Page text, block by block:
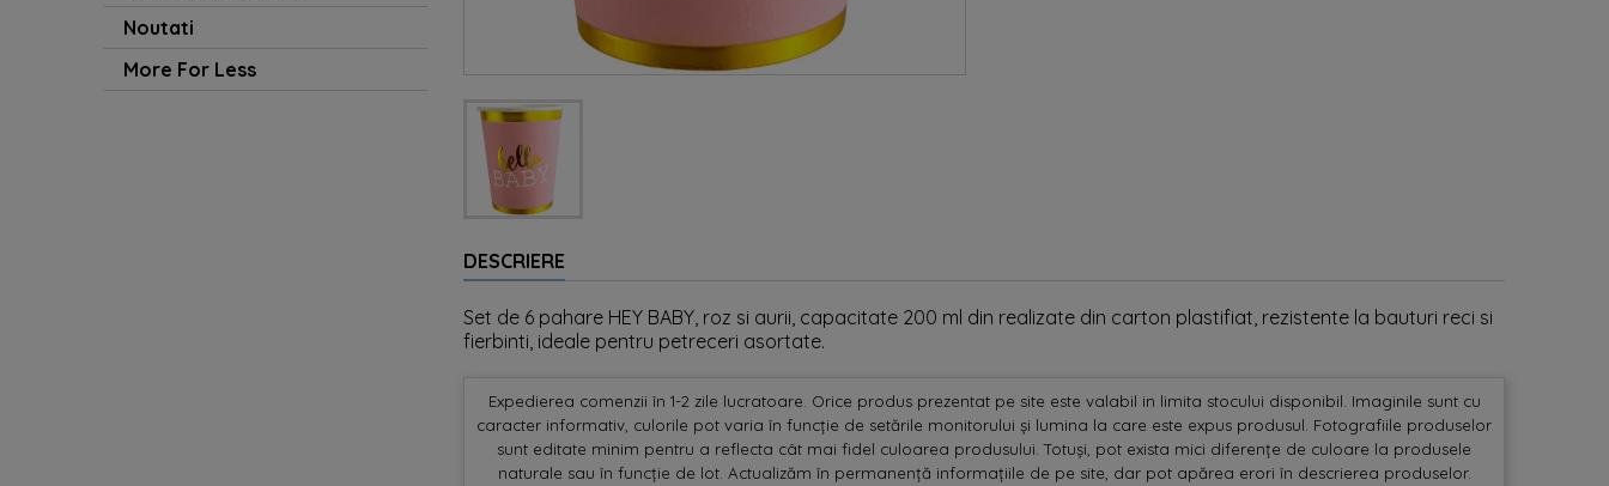
Noutati
More For Less
DESCRIERE
Set de 6 pahare HEY BABY, roz si aurii, capacitate 200 ml din realizate din carton plastifiat, rezistente la bauturi reci si
fierbinti, ideale pentru petreceri asortate.
Expedierea comenzii în 1-2 zile lucratoare. Orice produs prezentat pe site este valabil in limita stocului disponibil. Imaginile sunt cu
caracter informativ, culorile pot varia în funcție de setările monitorului și lumina la care este expus produsul. Fotografiile produselor
sunt editate minim pentru a reflecta cât mai fidel culoarea produsului. Totuși, pot exista mici diferențe de culoare la produsele
naturale sau în funcție de lot. Actualizăm în permanență informațiile de pe site, dar pot apărea erori în descrierea produselor.